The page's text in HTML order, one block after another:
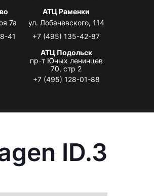
7а
41
АТЦ Раменки
ул. Лобачевского, 114
+7 (495) 135-42-87
АТЦ Подольск
пр-т Юных ленинцев
70, стр 2
+7 (495) 128-01-88
ID.3